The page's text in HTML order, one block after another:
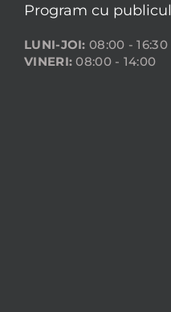
Program cu publicul
LUNI-JOI: 08:00 - 16:30
VINERI: 08:00 - 14:00